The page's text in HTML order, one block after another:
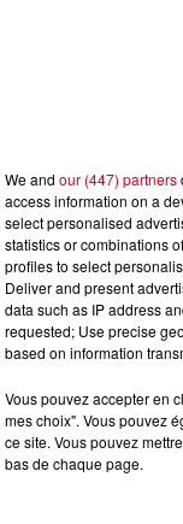
We and our (447) partners
access information on a
select personalised
statistics or combinations
profiles to select
Deliver and present
data such as IP address
requested; Use precise
based on information
Vous pouvez accepter en
mes choix". Vous pouvez
ce site. Vous pouvez
bas de chaque page.